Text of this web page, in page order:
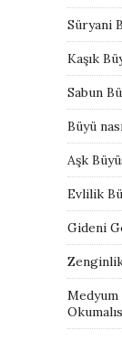
Süryani
Kaşık
Sabun
Büyü
Aşk
Evlilik
Gideni
Medyum